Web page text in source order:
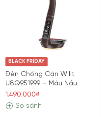
BLACK FRIDAY
Đèn Chống Cận Wilit
U8Q951999 – Màu Nâu
1.490.000₫
So sánh